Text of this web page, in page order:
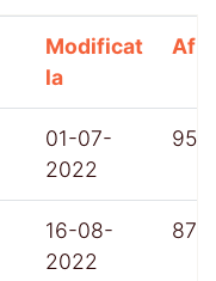
Modificat
la
01-07-
2022
959
16-08-
2022
876